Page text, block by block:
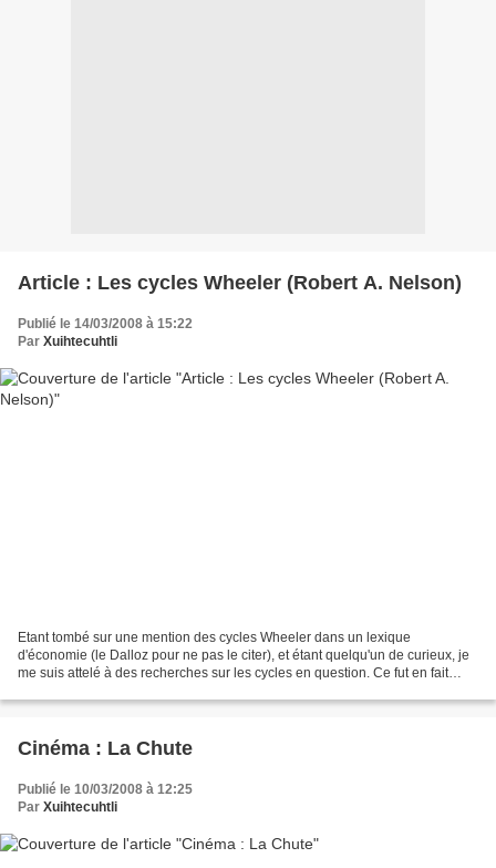
Article : Les cycles Wheeler (Robert A. Nelson)
Publié le 14/03/2008 à 15:22
Par Xuihtecuhtli
Etant tombé sur une mention des cycles Wheeler dans un lexique
d'économie (le Dalloz pour ne pas le citer), et étant quelqu'un de curieux, je
me suis attelé à des recherches sur les cycles en question. Ce fut en fait
Cinéma : La Chute
Publié le 10/03/2008 à 12:25
Par Xuihtecuhtli